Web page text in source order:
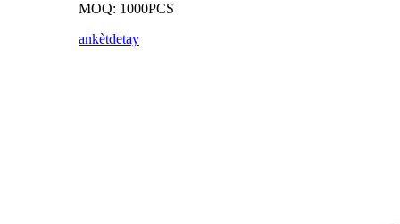
MOQ: 1000PCS
ankètdetay